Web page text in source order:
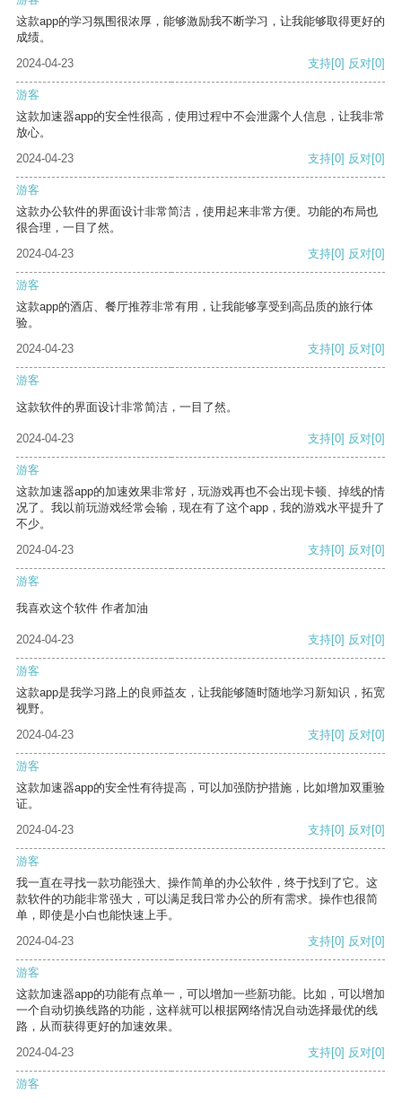
这款app的学习氛围很浓厚，能够激励我不断学习，让我能够取得更好的
成绩。
2024-04-23
支持[0] 反对[0]
游客
这款加速器app的安全性很高，使用过程中不会泄露个人信息，让我非常
放心。
2024-04-23
支持[0] 反对[0]
游客
这款办公软件的界面设计非常简洁，使用起来非常方便。功能的布局也
很合理，一目了然。
2024-04-23
支持[0] 反对[0]
游客
这款app的酒店、餐厅推荐非常有用，让我能够享受到高品质的旅行体
验。
2024-04-23
支持[0] 反对[0]
游客
这款软件的界面设计非常简洁，一目了然。
2024-04-23 支持[0] 反对[0]
游客
这款加速器app的加速效果非常好，玩游戏再也不会出现卡顿、掉线的情
况了。我以前玩游戏经常会输，现在有了这个app，我的游戏水平提升了
不少。
2024-04-23
支持[0] 反对[0]
游客
我喜欢这个软件 作者加油
2024-04-23 支持[0] 反对[0]
游客
这款app是我学习路上的良师益友，让我能够随时随地学习新知识，拓宽
视野。
2024-04-23
支持[0] 反对[0]
游客
这款加速器app的安全性有待提高，可以加强防护措施，比如增加双重验
证。
2024-04-23
支持[0] 反对[0]
游客
我一直在寻找一款功能强大、操作简单的办公软件，终于找到了它。这
款软件的功能非常强大，可以满足我日常办公的所有需求。操作也很简
单，即使是小白也能快速上手。
2024-04-23
支持[0] 反对[0]
游客
这款加速器app的功能有点单一，可以增加一些新功能。比如，可以增加
一个自动切换线路的功能，这样就可以根据网络情况自动选择最优的线
路，从而获得更好的加速效果。
2024-04-23
支持[0] 反对[0]
游客